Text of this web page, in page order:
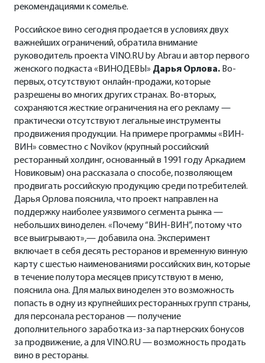
рекомендациями к сомелье.
Российское вино сегодня продается в условиях двух
важнейших ограничений, обратила внимание
руководитель проекта VINO.RU by Abrau и автор первого
женского подкаста «ВИНОДЕВЫ» Дарья Орлова. Во-
первых, отсутствуют онлайн-продажи, которые
разрешены во многих других странах. Во-вторых,
сохраняются жесткие ограничения на его рекламу —
практически отсутствуют легальные инструменты
продвижения продукции. На примере программы «ВИН-
ВИН» совместно с Novikov (крупный российский
ресторанный холдинг, основанный в 1991 году Аркадием
Новиковым) она рассказала о способе, позволяющем
продвигать российскую продукцию среди потребителей.
Дарья Орлова пояснила, что проект направлен на
поддержку наиболее уязвимого сегмента рынка —
небольших виноделен. «Почему “ВИН-ВИН”, потому что
все выигрывают»,— добавила она. Эксперимент
включает в себя десять ресторанов и временную винную
карту с шестью наименованиями российских вин, которые
в течение полутора месяцев присутствуют в меню,
пояснила она. Для малых виноделен это возможность
попасть в одну из крупнейших ресторанных групп страны,
для персонала ресторанов — получение
дополнительного заработка из-за партнерских бонусов
за продвижение, а для VINO.RU — возможность продать
вино в рестораны.